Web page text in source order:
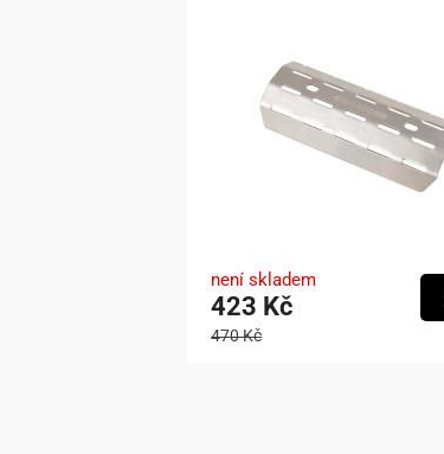
není skladem
423 Kč
470 Kč